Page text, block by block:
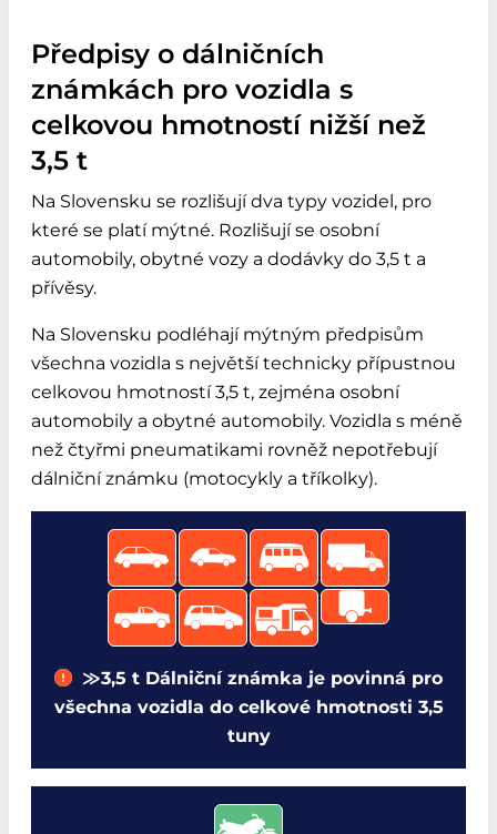
Předpisy o dálničních
známkách pro vozidla s
celkovou hmotností nižší než
3,5 t
Na Slovensku se rozlišují dva typy vozidel, pro
které se platí mýtné. Rozlišují se osobní
automobily, obytné vozy a dodávky do 3,5 t a
přívěsy.
Na Slovensku podléhají mýtným předpisům
všechna vozidla s největší technicky přípustnou
celkovou hmotností 3,5 t, zejména osobní
automobily a obytné automobily. Vozidla s méně
než čtyřmi pneumatikami rovněž nepotřebují
dálniční známku (motocykly a tříkolky).
≫3,5 t Dálniční známka je povinná pro
všechna vozidla do celkové hmotnosti 3,5
tuny